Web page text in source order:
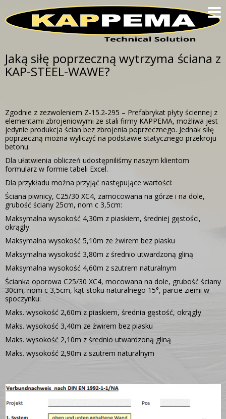
HOME PRODUKTY TECHNOLOGIA
IMPRESSUM
Jaką siłę poprzeczną wytrzyma ściana z
KAP-STEEL-WAWE?
Zgodnie z zezwoleniem Z-15.2-295 – Prefabrykat płyty ściennej z
elementami zbrojeniowymi ze stali firmy KAPPEMA, możliwa jest
jedynie produkcja ścian bez zbrojenia poprzecznego. Jednak siłę
poprzeczną można wyliczyć na podstawie statycznego przekroju
betonu.
Dla ułatwienia obliczeń udostępniliśmy naszym klientom
formularz w formie tabeli Excel.
Dla przykładu można przyjąć następujące wartości:
Ściana piwnicy, C25/30 XC4, zamocowana na górze i na dole,
grubość ściany 25cm, nom c 3,5cm:
Maksymalna wysokość 4,30m z piaskiem, średniej gęstości,
okrągły
Maksymalna wysokość 5,10m ze żwirem bez piasku
Maksymalna wysokość 3,80m z średnio utwardzoną gliną
Maksymalna wysokość 4,60m z szutrem naturalnym
Ścianka oporowa C25/30 XC4, mocowana na dole, grubość ściany
30cm, nom c 3,5cm, kąt stoku naturalnego 15°, parcie ziemi w
spoczynku:
Maks. wysokość 2,60m z piaskiem, średnia gęstość, okrągły
Maks. wysokość 3,40m ze żwirem bez piasku
Maks. wysokość 2,10m z średnio utwardzoną gliną
Maks. wysokość 2,90m z szutrem naturalnym